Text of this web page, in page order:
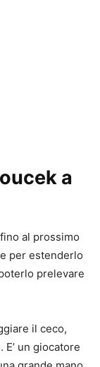
a
fino al prossimo
per estenderlo
prelevare
il ceco,
un giocatore